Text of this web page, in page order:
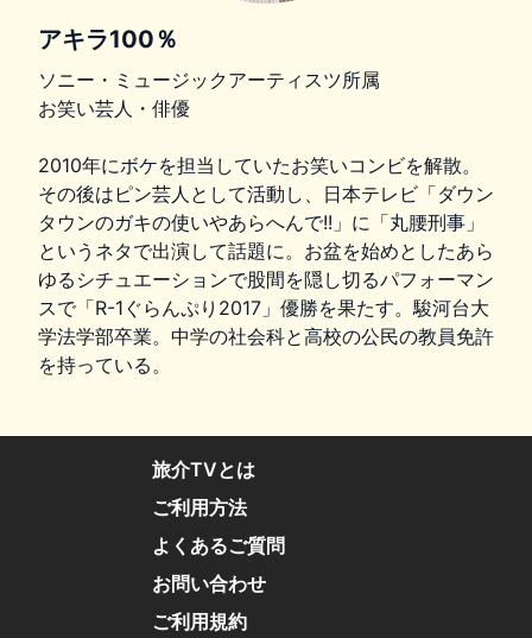
アキラ100％
ソニー・ミュージックアーティスツ所属
お笑い芸人・俳優
2010年にボケを担当していたお笑いコンビを解散。
その後はピン芸人として活動し、日本テレビ「ダウン
タウンのガキの使いやあらへんで!!」に「丸腰刑事」
というネタで出演して話題に。お盆を始めとしたあら
ゆるシチュエーションで股間を隠し切るパフォーマン
スで「R-1ぐらんぷり2017」優勝を果たす。駿河台大
学法学部卒業。中学の社会科と高校の公民の教員免許
を持っている。
旅介TVとは
ご利用方法
よくあるご質問
お問い合わせ
ご利用規約